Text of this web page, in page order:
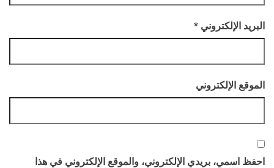
البريد الإلكتروني *
الموقع الإلكتروني
احفظ اسمي، بريدي الإلكتروني، والموقع الإلكتروني في هذا